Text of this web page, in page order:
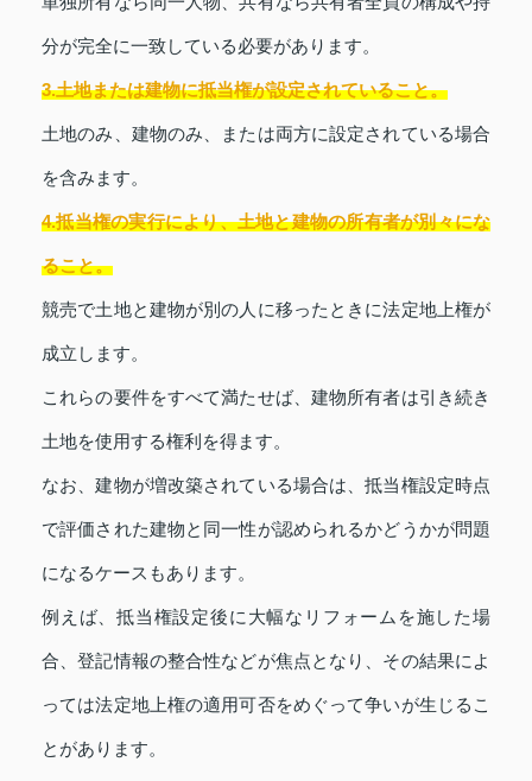
分が完全に一致している必要があります。
3.土地または建物に抵当権が設定されていること。
土地のみ、建物のみ、または両方に設定されている場合
を含みます。
4.抵当権の実行により、土地と建物の所有者が別々にな
ること。
競売で土地と建物が別の人に移ったときに法定地上権が
成立します。
これらの要件をすべて満たせば、建物所有者は引き続き
土地を使用する権利を得ます。
なお、建物が増改築されている場合は、抵当権設定時点
で評価された建物と同一性が認められるかどうかが問題
になるケースもあります。
例えば、抵当権設定後に大幅なリフォームを施した場
合、登記情報の整合性などが焦点となり、その結果によ
っては法定地上権の適用可否をめぐって争いが生じるこ
とがあります。